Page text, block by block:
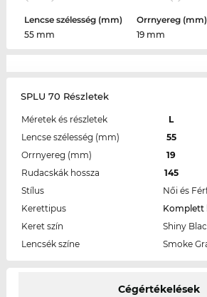
Lencse szélesség (mm)
55 mm
Orrnyereg (mm)
19 mm
SPLU 70 Részletek
Méretek és részletek
L
Lencse szélesség (mm)
55
Orrnyereg (mm)
19
Rudacskák hossza
145
Stílus
Női és
Kerettipus
Komplett
Keret szín
Shiny
Lencsék színe
Smoke
Cégértékelések